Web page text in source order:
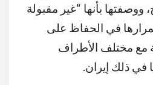
بأنها “غير مقبولة
في الحفاظ على
مع مختلف الأطراف
في ذلك إيران.